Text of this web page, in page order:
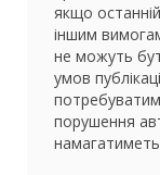
якщо
іншим
не можуть
умов
порушення